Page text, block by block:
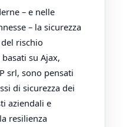
– e nelle
– la sicurezza
rischio
su Ajax,
srl, sono pensati
di sicurezza dei
aziendali e
resilienza